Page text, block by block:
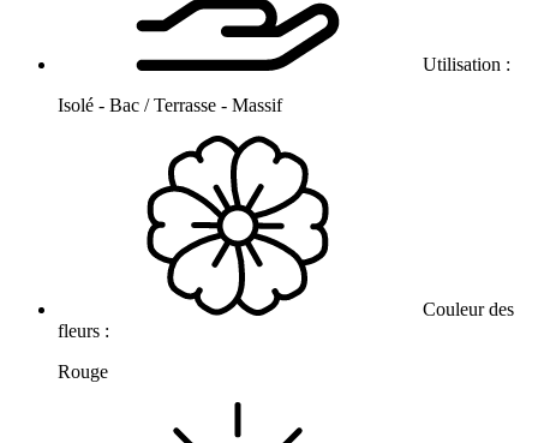
Utilisation :
Isolé - Bac / Terrasse - Massif
Couleur des
fleurs :
Rouge